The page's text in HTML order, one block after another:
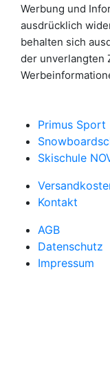
Werbung und
ausdrücklich
behalten sich
der unverlangten
Primus Sport
Skischule
Kontakt
AGB
Datenschutz
Impressum